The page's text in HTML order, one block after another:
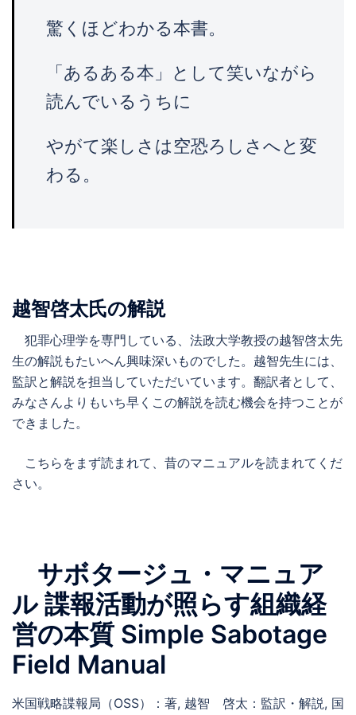
驚くほどわかる本書。
「あるある本」として笑いながら
読んでいるうちに
やがて楽しさは空恐ろしさへと変
わる。
越智啓太氏の解説
犯罪心理学を専門している、法政大学教授の越智啓太先
生の解説もたいへん興味深いものでした。越智先生には、
監訳と解説を担当していただいています。翻訳者として、
みなさんよりもいち早くこの解説を読む機会を持つことが
できました。
こちらをまず読まれて、昔のマニュアルを読まれてくだ
さい。
サボタージュ・マニュア
ル 諜報活動が照らす組織経
営の本質 Simple Sabotage
Field Manual
米国戦略諜報局（OSS）：著, 越智 啓太：監訳・解説, 国